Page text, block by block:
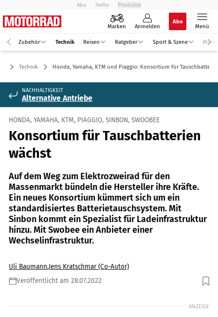
Abo Hefte Produkte
Marken Anmelden
Abo
Menü
Zubehör Technik Reisen Ratgeber Sport & Szene Markt
Technik Honda, Yamaha, KTM und Piaggio: Konsortium für
NACHHALTIGKEIT
Alternative Antriebe
HONDA, YAMAHA, KTM, PIAGGIO, SINBON, SWOOBEE
Konsortium für Tauschbatterien
wächst
Auf dem Weg zum Elektrozweirad für den
Massenmarkt bündeln die Hersteller ihre Kräfte.
Ein neues Konsortium kümmert sich um ein
standardisiertes Batterietauschsystem. Mit
Sinbon kommt ein Spezialist für Ladeinfrastruktur
hinzu. Mit Swobee ein Anbieter einer
Wechselinfrastruktur.
Uli Baumann,Jens Kratschmar (Co-Autor)
Veröffentlicht am 28.07.2022
Foto: Honda
ANZEIGE